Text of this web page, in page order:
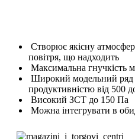
Створює якісну
повітря, що надходить
Максимальна гнучкість
Широкий модельний ряд
продуктивністю від 500
Високий ЗСТ до 150 Па
Можна інтегрувати в